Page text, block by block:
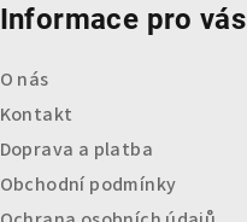
Informace pro vás
O nás
Kontakt
Doprava a platba
Obchodní podmínky